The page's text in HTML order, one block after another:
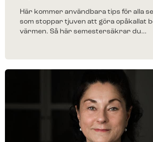
Här kommer användbara tips för alla
som stoppar tjuven att göra opåkallat
värmen. Så här semestersäkrar du…